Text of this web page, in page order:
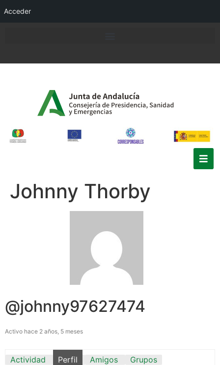
Acceder
Johnny Thorby
@johnny97627474
Activo hace 2 años, 5 meses
Actividad Perfil Amigos
Grupos